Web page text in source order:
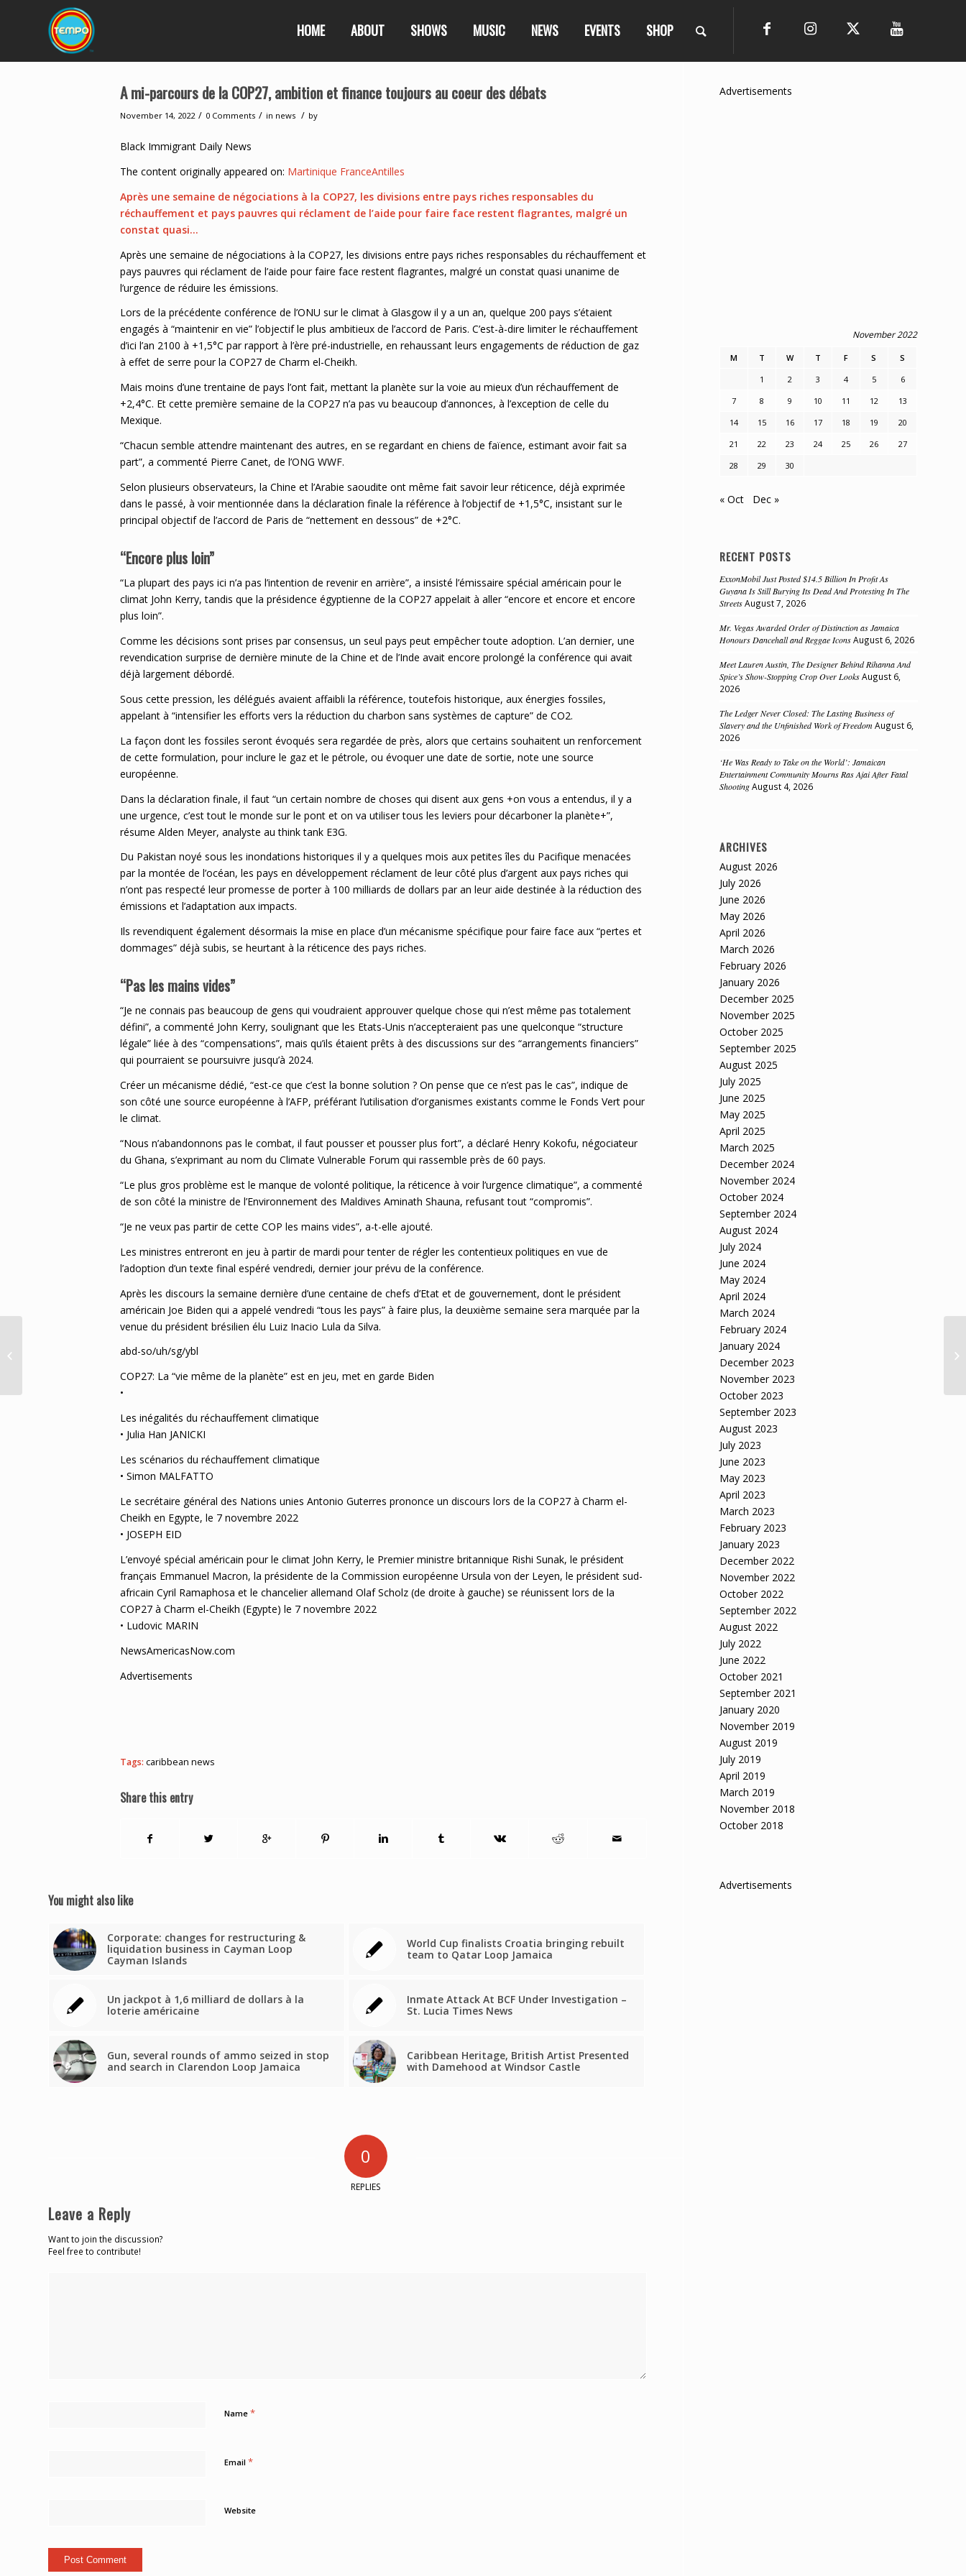
HOME ABOUT SHOWS MUSIC NEWS EVENTS SHOP
A mi-parcours de la COP27, ambition et finance toujours au coeur des débats
November 14, 2022 / 0 Comments / in news / by
Black Immigrant Daily News
The content originally appeared on: Martinique FranceAntilles
Après une semaine de négociations à la COP27, les divisions entre pays riches responsables du
réchauffement et pays pauvres qui réclament de l’aide pour faire face restent flagrantes, malgré un
constat quasi…
Après une semaine de négociations à la COP27, les divisions entre pays riches responsables du réchauffement et
pays pauvres qui réclament de l’aide pour faire face restent flagrantes, malgré un constat quasi unanime de
l’urgence de réduire les émissions.
Lors de la précédente conférence de l’ONU sur le climat à Glasgow il y a un an, quelque 200 pays s’étaient
engagés à “maintenir en vie” l’objectif le plus ambitieux de l’accord de Paris. C’est-à-dire limiter le réchauffement
d’ici l’an 2100 à +1,5°C par rapport à l’ère pré-industrielle, en rehaussant leurs engagements de réduction de gaz
à effet de serre pour la COP27 de Charm el-Cheikh.
Mais moins d’une trentaine de pays l’ont fait, mettant la planète sur la voie au mieux d’un réchauffement de
+2,4°C. Et cette première semaine de la COP27 n’a pas vu beaucoup d’annonces, à l’exception de celle du
Mexique.
“Chacun semble attendre maintenant des autres, en se regardant en chiens de faïence, estimant avoir fait sa
part”, a commenté Pierre Canet, de l’ONG WWF.
Selon plusieurs observateurs, la Chine et l’Arabie saoudite ont même fait savoir leur réticence, déjà exprimée
dans le passé, à voir mentionnée dans la déclaration finale la référence à l’objectif de +1,5°C, insistant sur le
principal objectif de l’accord de Paris de “nettement en dessous” de +2°C.
“Encore plus loin”
“La plupart des pays ici n’a pas l’intention de revenir en arrière”, a insisté l’émissaire spécial américain pour le
climat John Kerry, tandis que la présidence égyptienne de la COP27 appelait à aller “encore et encore et encore
plus loin”.
Comme les décisions sont prises par consensus, un seul pays peut empêcher toute adoption. L’an dernier, une
revendication surprise de dernière minute de la Chine et de l’Inde avait encore prolongé la conférence qui avait
déjà largement débordé.
Sous cette pression, les délégués avaient affaibli la référence, toutefois historique, aux énergies fossiles,
appelant à “intensifier les efforts vers la réduction du charbon sans systèmes de capture” de CO2.
La façon dont les fossiles seront évoqués sera regardée de près, alors que certains souhaitent un renforcement
de cette formulation, pour inclure le gaz et le pétrole, ou évoquer une date de sortie, note une source
européenne.
Dans la déclaration finale, il faut “un certain nombre de choses qui disent aux gens +on vous a entendus, il y a
une urgence, c’est tout le monde sur le pont et on va utiliser tous les leviers pour décarboner la planète+”,
résume Alden Meyer, analyste au think tank E3G.
Du Pakistan noyé sous les inondations historiques il y a quelques mois aux petites îles du Pacifique menacées
par la montée de l’océan, les pays en développement réclament de leur côté plus d’argent aux pays riches qui
n’ont pas respecté leur promesse de porter à 100 milliards de dollars par an leur aide destinée à la réduction des
émissions et l’adaptation aux impacts.
Ils revendiquent également désormais la mise en place d’un mécanisme spécifique pour faire face aux “pertes et
dommages” déjà subis, se heurtant à la réticence des pays riches.
“Pas les mains vides”
“Je ne connais pas beaucoup de gens qui voudraient approuver quelque chose qui n’est même pas totalement
défini”, a commenté John Kerry, soulignant que les Etats-Unis n’accepteraient pas une quelconque “structure
légale” liée à des “compensations”, mais qu’ils étaient prêts à des discussions sur des “arrangements financiers”
qui pourraient se poursuivre jusqu’à 2024.
Créer un mécanisme dédié, “est-ce que c’est la bonne solution ? On pense que ce n’est pas le cas”, indique de
son côté une source européenne à l’AFP, préférant l’utilisation d’organismes existants comme le Fonds Vert pour
le climat.
“Nous n’abandonnons pas le combat, il faut pousser et pousser plus fort”, a déclaré Henry Kokofu, négociateur
du Ghana, s’exprimant au nom du Climate Vulnerable Forum qui rassemble près de 60 pays.
“Le plus gros problème est le manque de volonté politique, la réticence à voir l’urgence climatique”, a commenté
de son côté la ministre de l’Environnement des Maldives Aminath Shauna, refusant tout “compromis”.
“Je ne veux pas partir de cette COP les mains vides”, a-t-elle ajouté.
Les ministres entreront en jeu à partir de mardi pour tenter de régler les contentieux politiques en vue de
l’adoption d’un texte final espéré vendredi, dernier jour prévu de la conférence.
Après les discours la semaine dernière d’une centaine de chefs d’Etat et de gouvernement, dont le président
américain Joe Biden qui a appelé vendredi “tous les pays” à faire plus, la deuxième semaine sera marquée par la
venue du président brésilien élu Luiz Inacio Lula da Silva.
abd-so/uh/sg/ybl
COP27: La “vie même de la planète” est en jeu, met en garde Biden
•
Les inégalités du réchauffement climatique
• Julia Han JANICKI
Les scénarios du réchauffement climatique
• Simon MALFATTO
Le secrétaire général des Nations unies Antonio Guterres prononce un discours lors de la COP27 à Charm el-
Cheikh en Egypte, le 7 novembre 2022
• JOSEPH EID
L’envoyé spécial américain pour le climat John Kerry, le Premier ministre britannique Rishi Sunak, le président
français Emmanuel Macron, la présidente de la Commission européenne Ursula von der Leyen, le président sud-
africain Cyril Ramaphosa et le chancelier allemand Olaf Scholz (de droite à gauche) se réunissent lors de la
COP27 à Charm el-Cheikh (Egypte) le 7 novembre 2022
• Ludovic MARIN
NewsAmericasNow.com
Advertisements
Tags: caribbean news
Share this entry
You might also like
Corporate: changes for restructuring &
liquidation business in Cayman Loop
Cayman Islands
World Cup finalists Croatia bringing rebuilt
team to Qatar Loop Jamaica
Un jackpot à 1,6 milliard de dollars à la
loterie américaine
Inmate Attack At BCF Under Investigation –
St. Lucia Times News
Gun, several rounds of ammo seized in stop
and search in Clarendon Loop Jamaica
Caribbean Heritage, British Artist Presented
with Damehood at Windsor Castle
0
REPLIES
Leave a Reply
Want to join the discussion?
Feel free to contribute!
Name *
Email *
Website
Advertisements
November 2022
M T W T F S
S
1
2 3 4 5
6
7
8 9 10 11 12
13
14
15 16 17 18 19
20
21
22 23 24 25 26
27
28
29 30
« Oct Dec »
RECENT POSTS
ExxonMobil Just Posted $14.5 Billion In Profit As
Guyana Is Still Burying Its Dead And Protesting In The
Streets August 7, 2026
Mr. Vegas Awarded Order of Distinction as Jamaica
Honours Dancehall and Reggae Icons August 6, 2026
Meet Lauren Austin, The Designer Behind Rihanna And
Spice’s Show-Stopping Crop Over Looks August 6,
2026
The Ledger Never Closed: The Lasting Business of
Slavery and the Unfinished Work of Freedom August 6,
2026
‘He Was Ready to Take on the World’: Jamaican
Entertainment Community Mourns Ras Ajai After Fatal
Shooting August 4, 2026
ARCHIVES
August 2026
July 2026
June 2026
May 2026
April 2026
March 2026
February 2026
January 2026
December 2025
November 2025
October 2025
September 2025
August 2025
July 2025
June 2025
May 2025
April 2025
March 2025
December 2024
November 2024
October 2024
September 2024
August 2024
July 2024
June 2024
May 2024
April 2024
March 2024
February 2024
January 2024
December 2023
November 2023
October 2023
September 2023
August 2023
July 2023
June 2023
May 2023
April 2023
March 2023
February 2023
January 2023
December 2022
November 2022
October 2022
September 2022
August 2022
July 2022
June 2022
October 2021
September 2021
January 2020
November 2019
August 2019
July 2019
April 2019
March 2019
November 2018
October 2018
Advertisements
‘Miss Chin’ returns home safely in St
et